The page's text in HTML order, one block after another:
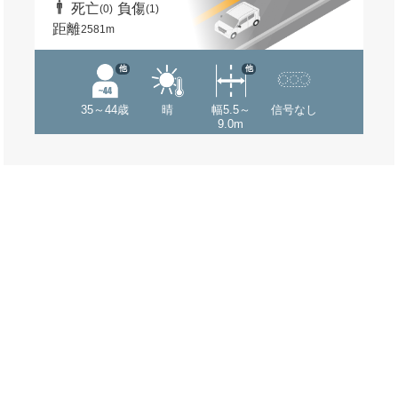
死亡(0) 負傷(1)
距離2581m
35～44歳
他
晴
幅5.5～
9.0m
他
信号なし